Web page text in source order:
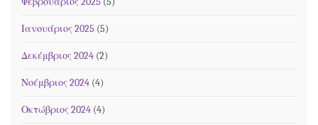
Ιανουάριος 2025 (5)
Δεκέμβριος 2024 (2)
Νοέμβριος 2024 (4)
Οκτώβριος 2024 (4)